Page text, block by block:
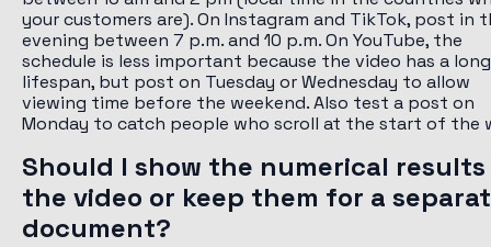
your customers are). On Instagram and TikTok, post in
evening between 7 p.m. and 10 p.m. On YouTube, the
schedule is less important because the video has a long
lifespan, but post on Tuesday or Wednesday to allow
viewing time before the weekend. Also test a post on
Monday to catch people who scroll at the start of the
Should I show the numerical
the video or keep them for a
document?